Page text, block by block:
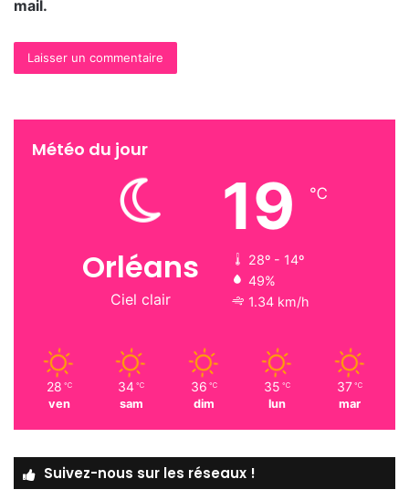
mail.
Météo du jour
Orléans
Ciel clair
19 ℃
28º - 14º
49%
1.34 km/h
28 ℃
ven
34 ℃
sam
36 ℃
dim
35 ℃
lun
37 ℃
mar
Suivez-nous sur les réseaux !